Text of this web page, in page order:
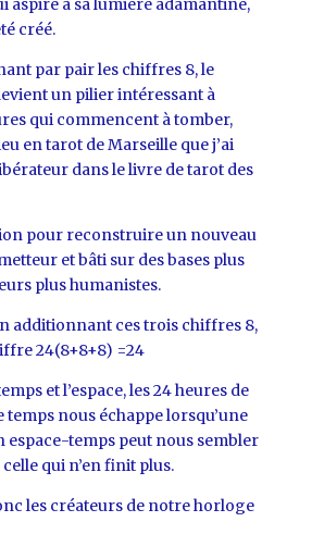
aspire à sa lumière adamantine,
créé.
par pair les chiffres 8, le
un pilier intéressant à
qui commencent à tomber,
en tarot de Marseille que j’ai
dans le livre de tarot des
pour reconstruire un nouveau
et bâti sur des bases plus
plus humanistes.
additionnant ces trois chiffres 8,
24(8+8+8) =24
et l’espace, les 24 heures de
temps nous échappe lorsqu’une
espace-temps peut nous sembler
qui n’en finit plus.
les créateurs de notre horloge